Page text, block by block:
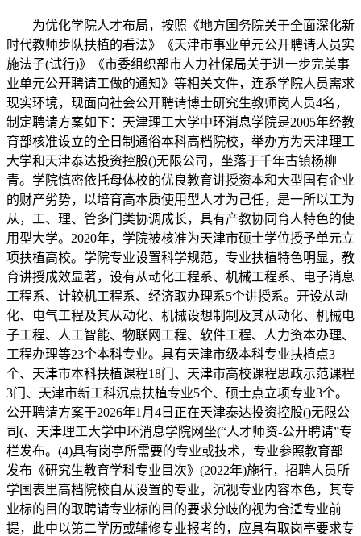
为优化学院人才布局，按照《地方国务院关于全面深化新
时代教师步队扶植的看法》《天津市事业单元公开聘请人员实
施法子(试行)》《市委组织部市人力社保局关于进一步完美事
业单元公开聘请工做的通知》等相关文件，连系学院人员需求
现实环境，现面向社会公开聘请博士研究生教师岗人员4名，
制定聘请方案如下：天津理工大学中环消息学院是2005年经教
育部核准设立的全日制通俗本科高档院校，举办方为天津理工
大学和天津泰达投资控股()无限公司，坐落于千年古镇杨柳
青。学院慎密依托母体校的优良教育讲授资本和大型国有企业
的财产劣势，以培育高本质使用型人才为己任，是一所以工为
从，工、理、管多门类协调成长，具有产教协同育人特色的使
用型大学。2020年，学院被核准为天津市硕士学位授予单元立
项扶植高校。学院专业设置科学规范，专业扶植特色明显，教
育讲授成效显著，设有从动化工程系、机械工程系、电子消息
工程系、计较机工程系、经济取办理系5个讲授系。开设从动
化、电气工程及其从动化、机械设想制制及其从动化、机械电
子工程、人工智能、物联网工程、软件工程、人力资本办理、
工程办理等23个本科专业。具有天津市级本科专业扶植点3
个、天津市本科扶植课程18门、天津市高校课程思政示范课程
3门、天津市新工科沉点扶植专业5个、硕士点立项专业3个。
公开聘请方案于2026年1月4日正在天津泰达投资控股()无限公
司(、天津理工大学中环消息学院网坐(“人才师资-公开聘请”专
栏发布。(4)具有岗亭所需要的专业或技术，专业参照教育部
发布《研究生教育学科专业目次》(2022年)施行，招聘人员所
学国表里高档院校自从设置的专业，沉视专业内容本色，其专
业标的目的取聘请专业标的目的要求分歧的视为合适专业前
提，此中以第二学历或辅修专业报考的，应具有取岗亭要求专